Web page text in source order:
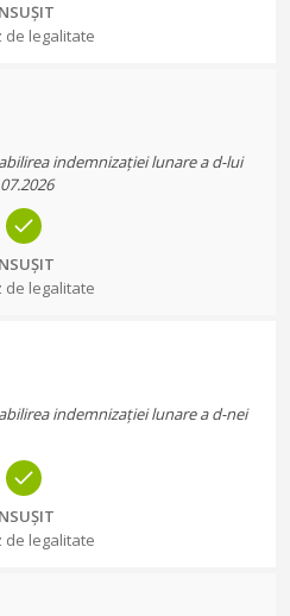
de legalitate
indemnizației lunare a d-lui
de legalitate
indemnizației lunare a d-nei
de legalitate